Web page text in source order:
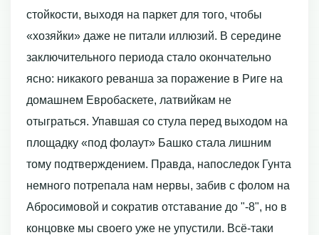
стойкости, выходя на паркет для того, чтобы
«хозяйки» даже не питали иллюзий. В середине
заключительного периода стало окончательно
ясно: никакого реванша за поражение в Риге на
домашнем Евробаскете, латвийкам не
отыграться. Упавшая со стула перед выходом на
площадку «под фолаут» Башко стала лишним
тому подтверждением. Правда, напоследок Гунта
немного потрепала нам нервы, забив с фолом на
Абросимовой и сократив отставание до "-8", но в
концовке мы своего уже не упустили. Всё-таки